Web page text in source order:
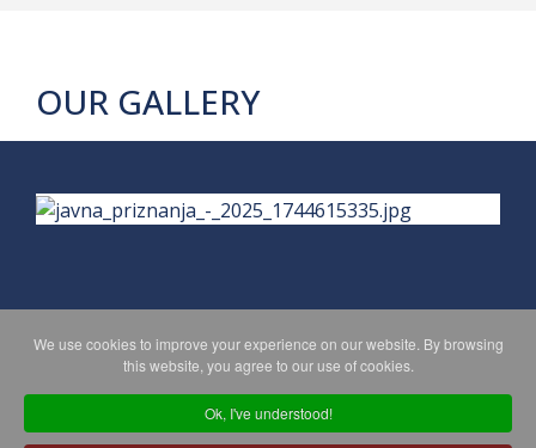
OUR GALLERY
PRIVACY POLICY MAPA WEBA
We use cookies to improve your experience on our website. By browsing
this website, you agree to our use of cookies.
Ok, I've understood!